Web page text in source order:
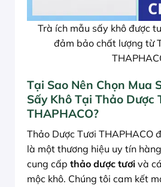
Trà ích mẫu sấy khô được
đảm bảo chất lượng từ
Tại Sao Nên Chọn Mua
Sấy Khô Tại Thảo Dược
THAPHACO?
Thảo Dược Tươi THAPHACO
là một thương hiệu uy tín
cung cấp thảo dược tươi và
mộc khô. Chúng tôi cam kết